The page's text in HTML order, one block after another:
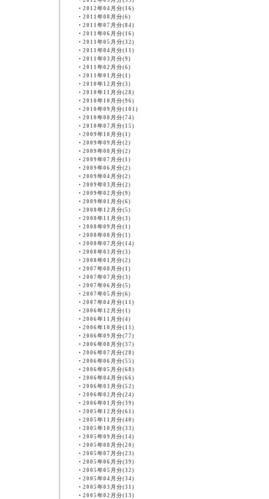
・ 2012年04月分(16)
・ 2011年08月分(6)
・ 2011年07月分(84)
・ 2011年06月分(16)
・ 2011年05月分(32)
・ 2011年04月分(11)
・ 2011年03月分(9)
・ 2011年02月分(6)
・ 2011年01月分(1)
・ 2010年12月分(3)
・ 2010年11月分(28)
・ 2010年10月分(96)
・ 2010年09月分(101)
・ 2010年08月分(74)
・ 2010年07月分(15)
・ 2009年10月分(1)
・ 2009年09月分(2)
・ 2009年08月分(2)
・ 2009年07月分(1)
・ 2009年06月分(2)
・ 2009年04月分(2)
・ 2009年03月分(2)
・ 2009年02月分(9)
・ 2009年01月分(6)
・ 2008年12月分(5)
・ 2008年11月分(3)
・ 2008年09月分(1)
・ 2008年08月分(1)
・ 2008年07月分(14)
・ 2008年03月分(3)
・ 2008年01月分(2)
・ 2007年08月分(1)
・ 2007年07月分(3)
・ 2007年06月分(5)
・ 2007年05月分(6)
・ 2007年04月分(11)
・ 2006年12月分(1)
・ 2006年11月分(4)
・ 2006年10月分(11)
・ 2006年09月分(77)
・ 2006年08月分(37)
・ 2006年07月分(28)
・ 2006年06月分(55)
・ 2006年05月分(68)
・ 2006年04月分(66)
・ 2006年03月分(52)
・ 2006年02月分(24)
・ 2006年01月分(39)
・ 2005年12月分(61)
・ 2005年11月分(40)
・ 2005年10月分(33)
・ 2005年09月分(14)
・ 2005年08月分(20)
・ 2005年07月分(23)
・ 2005年06月分(39)
・ 2005年05月分(32)
・ 2005年04月分(34)
・ 2005年03月分(31)
・ 2005年02月分(13)